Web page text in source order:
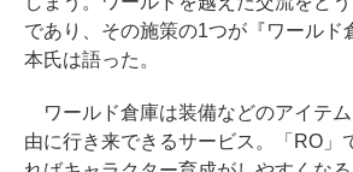
であり、その施策の1つが『ワールド
本氏は語った。
ワールド倉庫は装備などのアイテ
由に行き来できるサービス。「RO」